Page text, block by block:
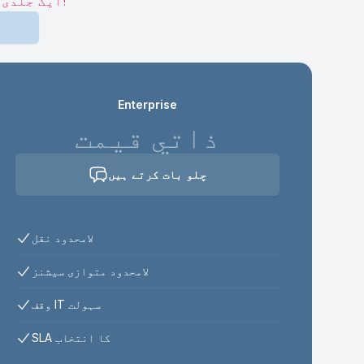
Enterprise
ذاتي قیمت
چلو بات کرتے ہیں
لامحدود نقل
لامحدود متوازی سیشنز
وقف IT سہولت
SLA کا انتخاب